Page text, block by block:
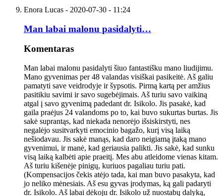
Enora Lucas - 2020-07-30 - 11:24
Man labai malonu pasidalyti…
Komentaras
Man labai malonu pasidalyti šiuo fantastišku mano liudijimu.
Mano gyvenimas per 48 valandas visiškai pasikeitė. Aš galiu
pamatyti save veidrodyje ir šypsotis. Pirmą kartą per amžius
pasitikiu savimi ir savo sugebėjimais. Aš turiu savo vaikiną
atgal į savo gyvenimą padedant dr. Isikolo. Jis pasakė, kad
gaila praėjus 24 valandoms po to, kai buvo sukurtas burtas. Jis
sakė suprantąs, kad niekada nenorėjo išsiskirstyti, nes
negalėjo susitvarkyti emocinio bagažo, kurį visą laiką
nešiodavau. Jis sakė manąs, kad daro neigiamą įtaką mano
gyvenimui, ir manė, kad geriausia palikti. Jis sakė, kad sunku
visą laiką kalbėti apie praeitį. Mes abu atleidome vienas kitam.
Aš turiu kišenėje pinigų, kuriuos pagaliau turiu pati.
(Kompensacijos čekis atėjo tada, kai man buvo pasakyta, kad
jo neliko mėnesiais. Aš esu gyvas įrodymas, ką gali padaryti
dr. Isikolo. Aš labai dėkoju dr. Isikolo už nuostabų dalyką,